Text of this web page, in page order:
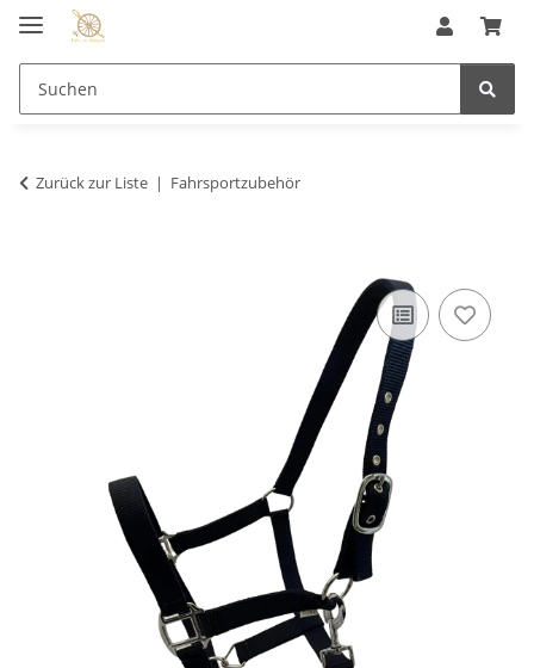
Zurück zur Liste Fahrsportzubehör